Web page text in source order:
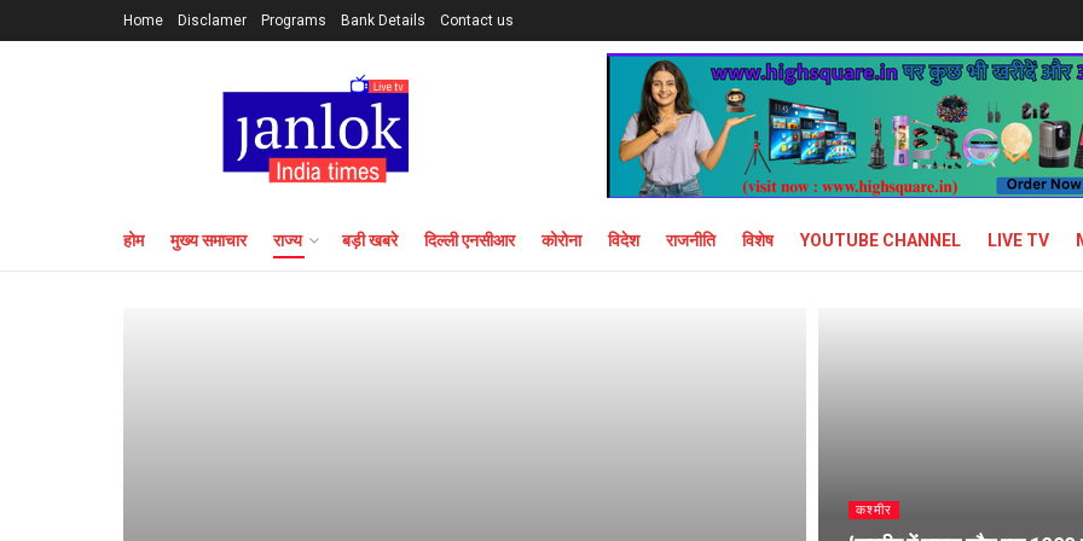
Home Disclamer Programs Bank Details Contact us
होम मुख्य समाचार राज्य बड़ी खबरे दिल्ली एनसीआर कोरोना विदेश राजनीति विशेष YOUTUBE CHANNEL LIVE TV
कश्मीर